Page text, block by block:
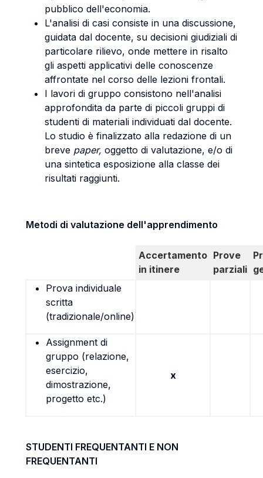
pubblico dell'economia.
L'analisi di casi consiste in una discussione,
guidata dal docente, su decisioni giudiziali di
particolare rilievo, onde mettere in risalto
gli aspetti applicativi delle conoscenze
affrontate nel corso delle lezioni frontali.
I lavori di gruppo consistono nell'analisi
approfondita da parte di piccoli gruppi di
studenti di materiali individuati dal docente.
Lo studio è finalizzato alla redazione di un
breve paper, oggetto di valutazione, e/o di
una sintetica esposizione alla classe dei
risultati raggiunti.
Metodi di valutazione dell'apprendimento
Accertamento
in itinere
Prove
parziali
Prova individuale
scritta
(tradizionale/online)
Assignment di
gruppo (relazione,
esercizio,
dimostrazione,
progetto etc.)
x
STUDENTI FREQUENTANTI E NON
FREQUENTANTI